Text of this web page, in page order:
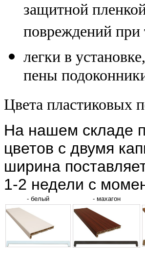
защитной
повреждений при
легки в
пены
Цвета пластиковых
На нашем складе
цветов с двумя
ширина
1-2 недели с
- белый - махагон